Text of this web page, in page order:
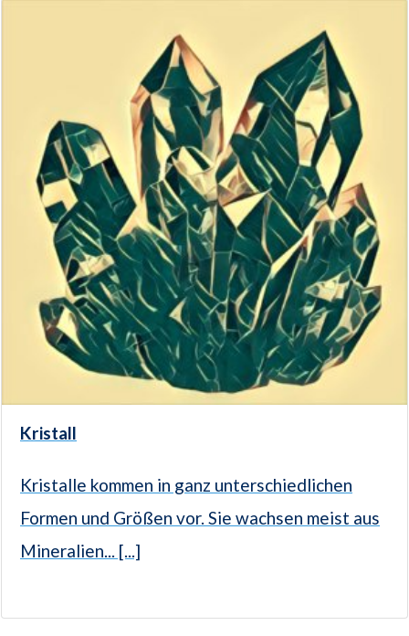
Kristall
Kristalle kommen in ganz unterschiedlichen
Formen und Größen vor. Sie wachsen meist aus
Mineralien... [...]